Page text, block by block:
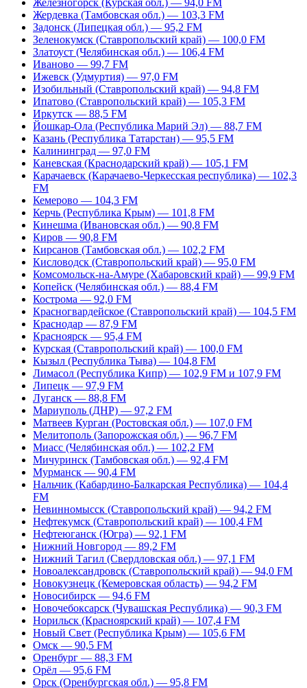
Железногорск (Курская обл.) — 94,0 FM
Жердевка (Тамбовская обл.) — 103,3 FM
Задонск (Липецкая обл.) — 95,2 FM
Зеленокумск (Ставропольский край) — 100,0 FM
Златоуст (Челябинская обл.) — 106,4 FM
Иваново — 99,7 FM
Ижевск (Удмуртия) — 97,0 FM
Изобильный (Ставропольский край) — 94,8 FM
Ипатово (Ставропольский край) — 105,3 FM
Иркутск — 88,5 FM
Йошкар-Ола (Республика Марий Эл) — 88,7 FM
Казань (Республика Татарстан) — 95,5 FM
Калининград — 97,0 FM
Каневская (Краснодарский край) — 105,1 FM
Карачаевск (Карачаево-Черкесская республика) — 102,3
FM
Кемерово — 104,3 FM
Керчь (Республика Крым) — 101,8 FM
Кинешма (Ивановская обл.) — 90,8 FM
Киров — 90,8 FM
Кирсанов (Тамбовская обл.) — 102,2 FM
Кисловодск (Ставропольский край) — 95,0 FM
Комсомольск-на-Амуре (Хабаровский край) — 99,9 FM
Копейск (Челябинская обл.) — 88,4 FM
Кострома — 92,0 FM
Красногвардейское (Ставропольский край) — 104,5 FM
Краснодар — 87,9 FM
Красноярск — 95,4 FM
Курская (Ставропольский край) — 100,0 FM
Кызыл (Республика Тыва) — 104,8 FM
Лимасол (Республика Кипр) — 102,9 FM и 107,9 FM
Липецк — 97,9 FM
Луганск — 88,8 FM
Мариуполь (ДНР) — 97,2 FM
Матвеев Курган (Ростовская обл.) — 107,0 FM
Мелитополь (Запорожская обл.) — 96,7 FM
Миасс (Челябинская обл.) — 102,2 FM
Мичуринск (Тамбовская обл.) — 92,4 FM
Мурманск — 90,4 FM
Нальчик (Кабардино-Балкарская Республика) — 104,4
FM
Невинномысск (Ставропольский край) — 94,2 FM
Нефтекумск (Ставропольский край) — 100,4 FM
Нефтеюганск (Югра) — 92,1 FM
Нижний Новгород — 89,2 FM
Нижний Тагил (Свердловская обл.) — 97,1 FM
Новоалександровск (Ставропольский край) — 94,0 FM
Новокузнецк (Кемеровская область) — 94,2 FM
Новосибирск — 94,6 FM
Новочебоксарск (Чувашская Республика) — 90,3 FM
Норильск (Красноярский край) — 107,4 FM
Новый Свет (Республика Крым) — 105,6 FM
Омск — 90,5 FM
Оренбург — 88,3 FM
Орёл — 95,6 FM
Орск (Оренбургская обл.) — 95,8 FM